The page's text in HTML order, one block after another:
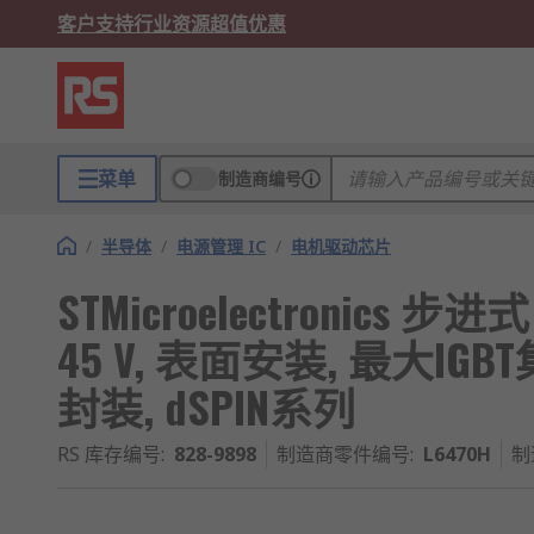
客户支持行业资源超值优惠
菜单 制造商编号
/ 半导体 / 电源管理 IC / 电机驱动芯片
STMicroelectronics 步进
45 V, 表面安装, 最大IGBT
封装, dSPIN系列
RS 库存编号: 828-9898 制造商零件编号: L6470H